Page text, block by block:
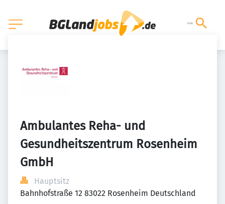
Ambulantes Reha- und
Gesundheitszentrum Rosenheim
GmbH
Hauptsitz
Bahnhofstraße 12 83022 Rosenheim Deutschland